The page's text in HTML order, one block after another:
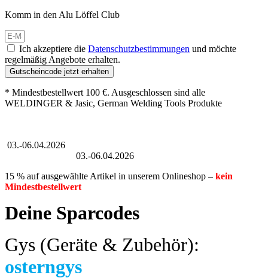
Komm in den Alu Löffel Club
Ich akzeptiere die Datenschutzbestimmungen und möchte
regelmäßig Angebote erhalten.
Gutscheincode jetzt erhalten
* Mindestbestellwert 100 €. Ausgeschlossen sind alle
WELDINGER & Jasic, German Welding Tools Produkte
03.-06.04.2026
03.-06.04.2026
15 % auf ausgewählte Artikel in unserem Onlineshop – kein
Mindestbestellwert
Deine Sparcodes
Gys (Geräte & Zubehör):
osterngys